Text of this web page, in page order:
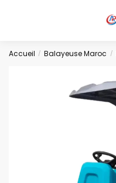
Accueil / Balayeuse Maroc /